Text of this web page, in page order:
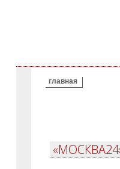
ВЫ ЗДЕСЬ
главная